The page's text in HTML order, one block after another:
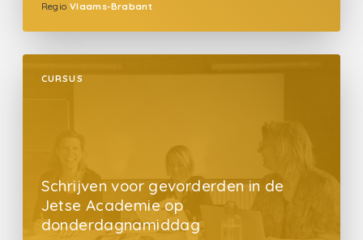
Regio Vlaams-Brabant
CURSUS
Schrijven voor gevorderden in de
Jetse Academie op
donderdagnamiddag